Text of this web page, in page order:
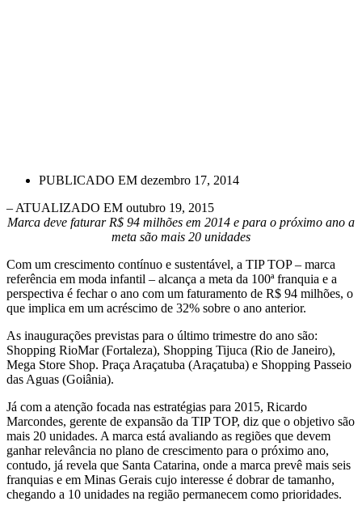
PUBLICADO EM dezembro 17, 2014
– ATUALIZADO EM outubro 19, 2015
Marca deve faturar R$ 94 milhões em 2014 e para o próximo ano a
meta são mais 20 unidades
Com um crescimento contínuo e sustentável, a TIP TOP – marca
referência em moda infantil – alcança a meta da 100ª franquia e a
perspectiva é fechar o ano com um faturamento de R$ 94 milhões, o
que implica em um acréscimo de 32% sobre o ano anterior.
As inaugurações previstas para o último trimestre do ano são:
Shopping RioMar (Fortaleza), Shopping Tijuca (Rio de Janeiro),
Mega Store Shop. Praça Araçatuba (Araçatuba) e Shopping Passeio
das Aguas (Goiânia).
Já com a atenção focada nas estratégias para 2015, Ricardo
Marcondes, gerente de expansão da TIP TOP, diz que o objetivo são
mais 20 unidades. A marca está avaliando as regiões que devem
ganhar relevância no plano de crescimento para o próximo ano,
contudo, já revela que Santa Catarina, onde a marca prevê mais seis
franquias e em Minas Gerais cujo interesse é dobrar de tamanho,
chegando a 10 unidades na região permanecem como prioridades.